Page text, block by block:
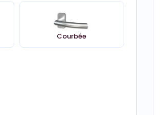
Courbée